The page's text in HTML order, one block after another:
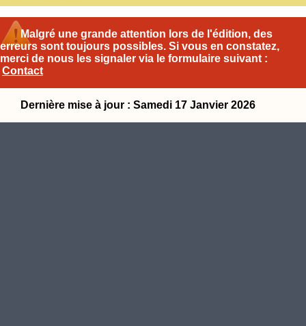
Malgré une grande attention lors de l'édition, des
erreurs sont toujours possibles. Si vous en constatez,
merci de nous les signaler via le formulaire suivant :
Contact
Dernière mise à jour : Samedi 17 Janvier 2026